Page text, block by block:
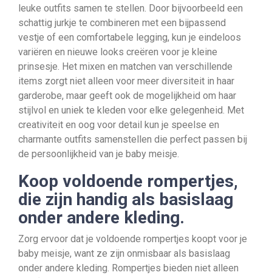
leuke outfits samen te stellen. Door bijvoorbeeld een
schattig jurkje te combineren met een bijpassend
vestje of een comfortabele legging, kun je eindeloos
variëren en nieuwe looks creëren voor je kleine
prinsesje. Het mixen en matchen van verschillende
items zorgt niet alleen voor meer diversiteit in haar
garderobe, maar geeft ook de mogelijkheid om haar
stijlvol en uniek te kleden voor elke gelegenheid. Met
creativiteit en oog voor detail kun je speelse en
charmante outfits samenstellen die perfect passen bij
de persoonlijkheid van je baby meisje.
Koop voldoende rompertjes,
die zijn handig als basislaag
onder andere kleding.
Zorg ervoor dat je voldoende rompertjes koopt voor je
baby meisje, want ze zijn onmisbaar als basislaag
onder andere kleding. Rompertjes bieden niet alleen